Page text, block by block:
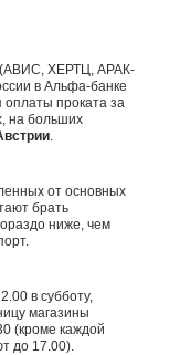
(АВИС, ХЕРТЦ, АРАК-
в Альфа-банке
проката за
на больших
.
от основных
брать
ниже, чем
в субботу,
магазины
(кроме каждой
до 17.00).